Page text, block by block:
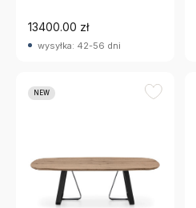
13400.00 zł
wysyłka: 42-56 dni
NEW